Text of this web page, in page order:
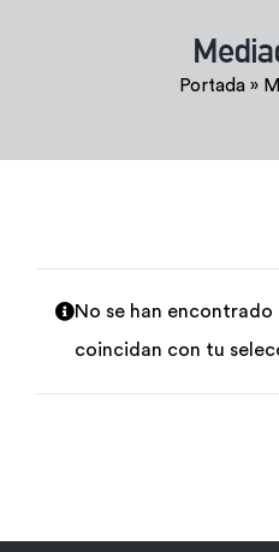
Portada»
No se han
coincidan con tu